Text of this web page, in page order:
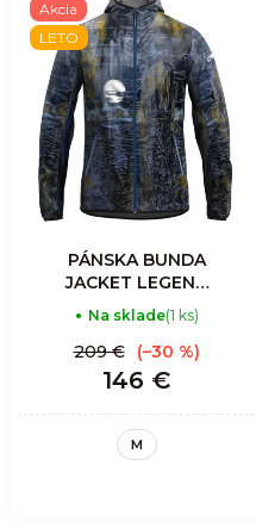
Akcia
LETO
PÁNSKA BUNDA
JACKET LEGEND
SHELL - PRINT
LOST
Na sklade(1 ks)
146 €
209 € (–30 %)
M